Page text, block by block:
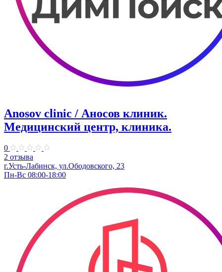
Anosov clinic / Аносов клиник.
Медицинский центр, клиника.
0
2 отзыва
г.Усть-Лабинск, ул.​Ободовского, 23​
Пн-Вс 08:00-18:00